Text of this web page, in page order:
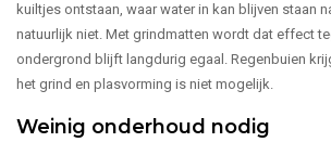
kuiltjes ontstaan, waar water in kan blijven staan
natuurlijk niet. Met grindmatten wordt dat effect
ondergrond blijft langdurig egaal. Regenbuien
het grind en plasvorming is niet mogelijk.
Weinig onderhoud nodig